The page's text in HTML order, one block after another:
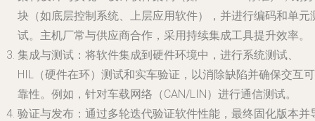
块（如底层控制系统、上层应用软件），并进行编码和单元
试。主机厂常与供应商合作，采用持续集成工具提升效率。
集成与测试：将软件集成到硬件环境中，进行系统测试、
HIL（硬件在环）测试和实车验证，以消除缺陷并确保交互可
靠性。例如，针对车载网络（CAN/LIN）进行通信测试。
验证与发布：通过多轮迭代验证软件性能，最终固化版本并